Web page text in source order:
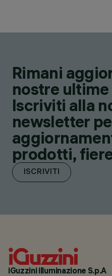
Rimani
nostre
Iscriviti alla
newsletter
prodotti,
ISCRIVITI
iGuzzini illuminazione S.p.A